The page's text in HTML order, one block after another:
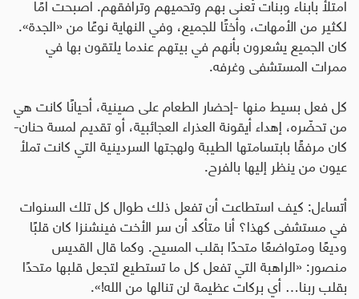
لكثير من الأمهات، وأختًا للجميع، وفي النهاية نوعًا من «الجدة».
كان الجميع يشعرون بأنهم في بيتهم عندما يلتقون بها في
ممرات المستشفى وغرفه.
كل فعل بسيط منها -إحضار الطعام على صينية، أحيانًا كانت هي
من تحضّره، إهداء أيقونة العذراء العجائبية، أو تقديم لمسة حنان-
كان مرفقًا بابتسامتها الطيبة ولهجتها السردينية التي كانت تملأ
عيون من ينظر إليها بالفرح.
أتساءل: كيف استطاعت أن تفعل ذلك طوال كل تلك السنوات
في مستشفى كهذا؟ أنا متأكد أن سر الأخت فينشنزا كان قلبًا
وديعًا ومتواضعًا متحدًا بقلب المسيح. وكما قال القديس
منصور: «الراهبة التي تفعل كل ما تستطيع لتجعل قلبها متحدًا
بقلب ربنا… أي بركات عظيمة لن تنالها من الله!».